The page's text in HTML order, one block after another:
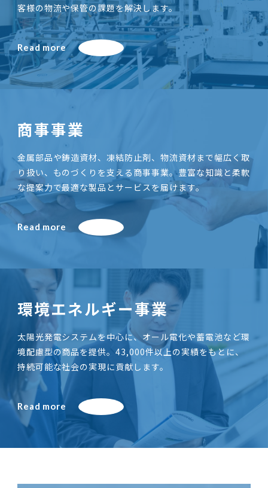
客様の物流や保管の課題を解決します。
Read more
商事事業
金属部品や鋳造資材、凍結防止剤、物流資材まで幅広く取
り扱い、ものづくりを支える商事事業。豊富な知識と柔軟
な提案力で最適な製品とサービスを届けます。
Read more
環境エネルギー事業
太陽光発電システムを中心に、オール電化や蓄電池など環
境配慮型の商品を提供。43,000件以上の実績をもとに、
持続可能な社会の実現に貢献します。
Read more